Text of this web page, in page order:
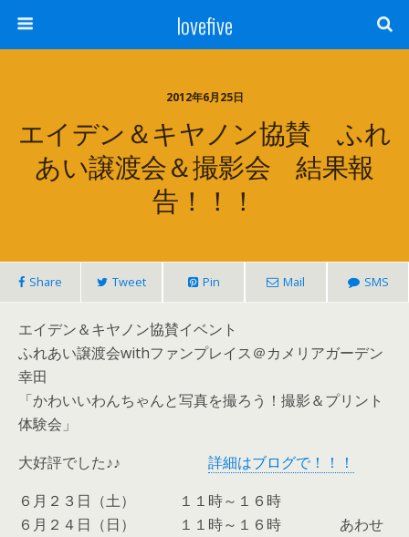
lovefive
2012年6月25日
エイデン＆キヤノン協賛 ふれ
あい譲渡会＆撮影会 結果報
告！！！
Share Tweet Pin Mail SMS
エイデン＆キヤノン協賛イベント
ふれあい譲渡会withファンプレイス＠カメリアガーデン
幸田
「かわいいわんちゃんと写真を撮ろう！撮影＆プリント
体験会」
大好評でした♪♪ 詳細はブログで！！！
６月２３日（土） １１時～１６時
６月２４日（日） １１時～１６時 あわせ